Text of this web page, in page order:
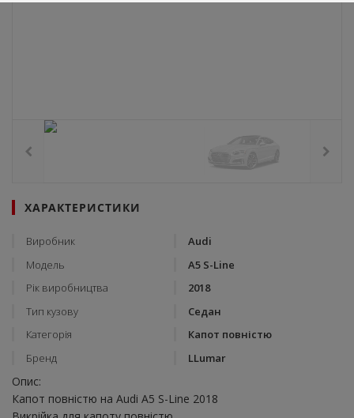
ХАРАКТЕРИСТИКИ
Виробник
Audi
Модель
A5 S-Line
Рік виробництва
2018
Тип кузову
Седан
Категорія
Капот повністю
Бренд
LLumar
Опис:
Капот повністю на Audi A5 S-Line 2018